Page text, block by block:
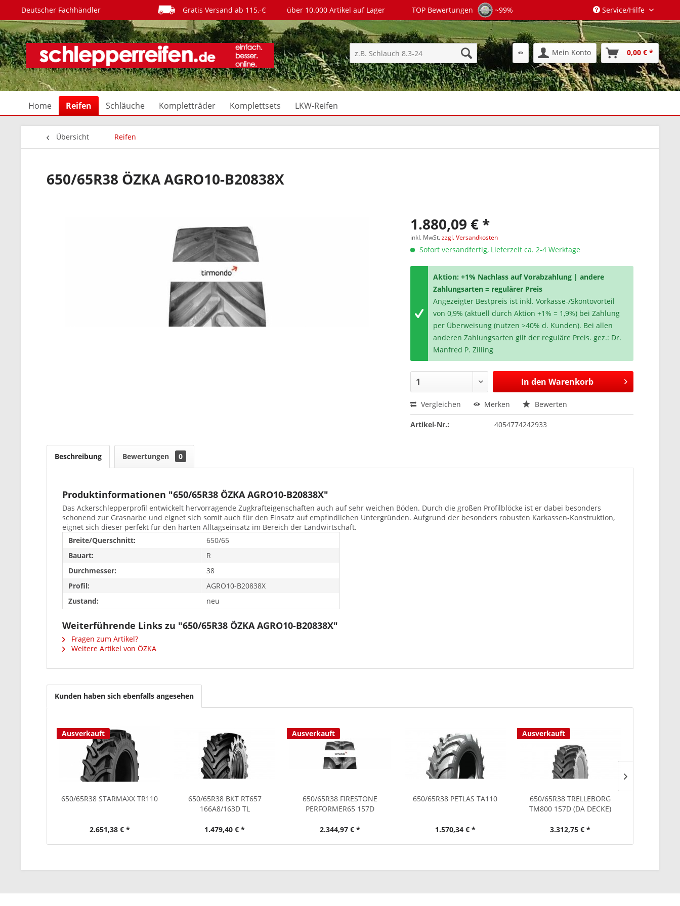
Deutscher Fachhändler Gratis Versand ab 115,-€ über 10.000 Artikel auf Lager TOP Bewertungen ~99% Service/Hilfe
Mein Konto 0,00 € *
Home Reifen Schläuche Kompletträder Komplettsets LKW-Reifen
Übersicht Reifen
650/65R38 ÖZKA AGRO10-B20838X
1.880,09 € *
inkl. MwSt.zzgl. Versandkosten
Sofort versandfertig, Lieferzeit ca. 2-4 Werktage
Aktion: +1% Nachlass auf Vorabzahlung | andere
Zahlungsarten = regulärer Preis
Angezeigter Bestpreis ist inkl. Vorkasse-/Skontovorteil
von 0,9% (aktuell durch Aktion +1% = 1,9%) bei Zahlung
per Überweisung (nutzen >40% d. Kunden). Bei allen
anderen Zahlungsarten gilt der reguläre Preis. gez.: Dr.
Manfred P. Zilling
In den Warenkorb
Vergleichen Merken Bewerten
Artikel-Nr.: 4054774242933
Beschreibung Bewertungen 0
Produktinformationen "650/65R38 ÖZKA AGRO10-B20838X"
Das Ackerschlepperprofil entwickelt hervorragende Zugkrafteigenschaften auch auf sehr weichen Böden. Durch die großen Profilblöcke ist er dabei besonders
schonend zur Grasnarbe und eignet sich somit auch für den Einsatz auf empfindlichen Untergründen. Aufgrund der besonders robusten Karkassen-Konstruktion,
eignet sich dieser perfekt für den harten Alltagseinsatz im Bereich der Landwirtschaft.
Breite/Querschnitt:
650/65
Bauart:
R
Durchmesser:
38
Profil:
AGRO10-B20838X
Zustand:
neu
Weiterführende Links zu "650/65R38 ÖZKA AGRO10-B20838X"
Fragen zum Artikel?
Weitere Artikel von ÖZKA
Kunden haben sich ebenfalls angesehen
Ausverkauft
650/65R38 STARMAXX TR110
2.651,38 € *
650/65R38 BKT RT657
166A8/163D TL
1.479,40 € *
Ausverkauft
650/65R38 FIRESTONE
PERFORMER65 157D
2.344,97 € *
650/65R38 PETLAS TA110
1.570,34 € *
Ausverkauft
650/65R38 TRELLEBORG
TM800 157D (DA DECKE)
3.312,75 € *